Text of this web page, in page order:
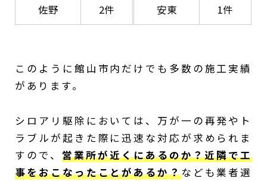
佐野 2件 安東 1件
このように館山市内だけでも多数の施工実績
があります。
シロアリ駆除においては、万が一の再発やト
ラブルが起きた際に迅速な対応が求められま
すので、営業所が近くにあるのか？近隣で工
事をおこなったことがあるか？なども業者選